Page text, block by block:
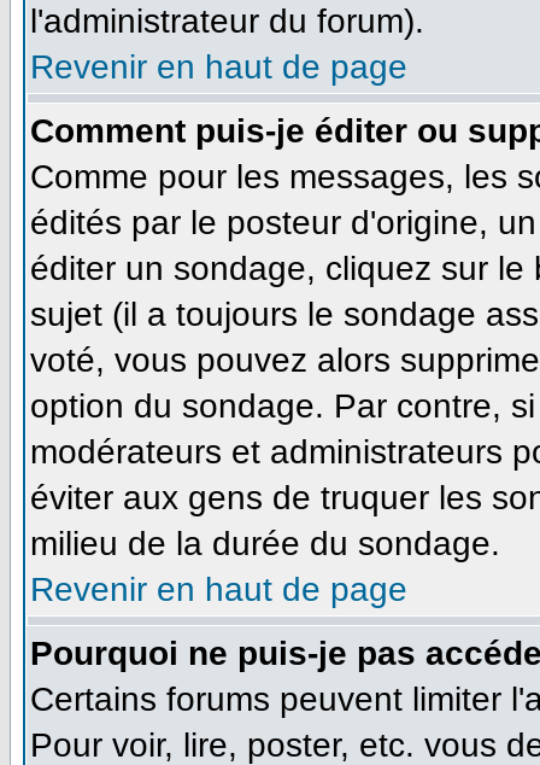
l'administrateur du forum).
Revenir en haut de page
Comment puis-je éditer ou
Comme pour les messages, les
édités par le posteur d'origine,
éditer un sondage, cliquez sur
sujet (il a toujours le sondage
voté, vous pouvez alors
option du sondage. Par contre,
modérateurs et administrateurs
éviter aux gens de truquer les
milieu de la durée du sondage.
Revenir en haut de page
Pourquoi ne puis-je pas
Certains forums peuvent limiter
Pour voir, lire, poster, etc. vous